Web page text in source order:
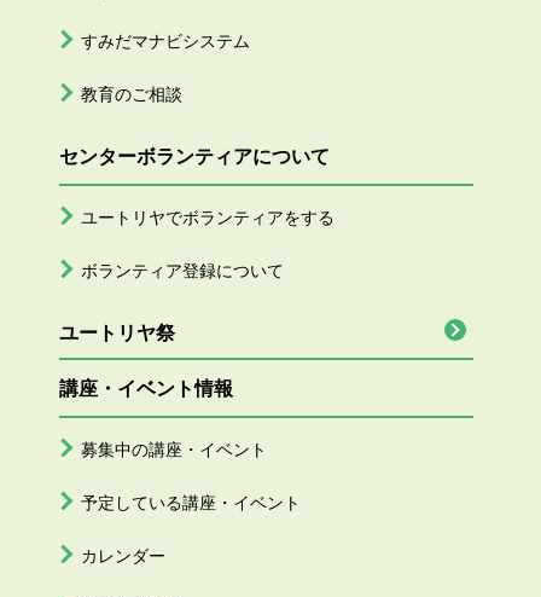
すみだマナビシステム
教育のご相談
センターボランティアについて
ユートリヤでボランティアをする
ボランティア登録について
ユートリヤ祭
講座・イベント情報
募集中の講座・イベント
予定している講座・イベント
カレンダー